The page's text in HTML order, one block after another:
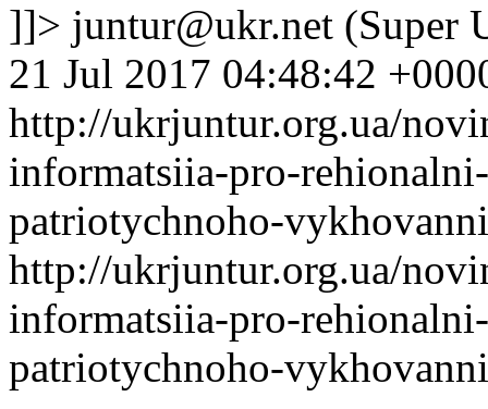
]]> juntur@ukr.net (Super
21 Jul 2017 04:48:42
http://ukrjuntur.org.ua/
informatsiia-pro-
patriotychnoho-
http://ukrjuntur.org.ua/
informatsiia-pro-
patriotychnoho-